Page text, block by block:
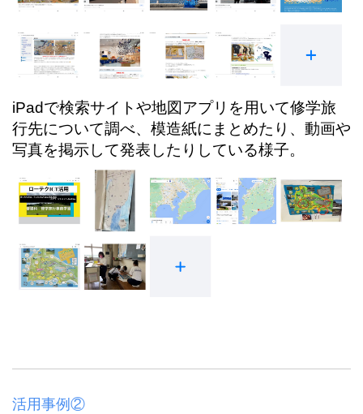
iPadで検索サイトや地図アプリを用いて修学旅
行先について調べ、模造紙にまとめたり、動画や
写真を掲示して発表したりしている様子。
活用事例②